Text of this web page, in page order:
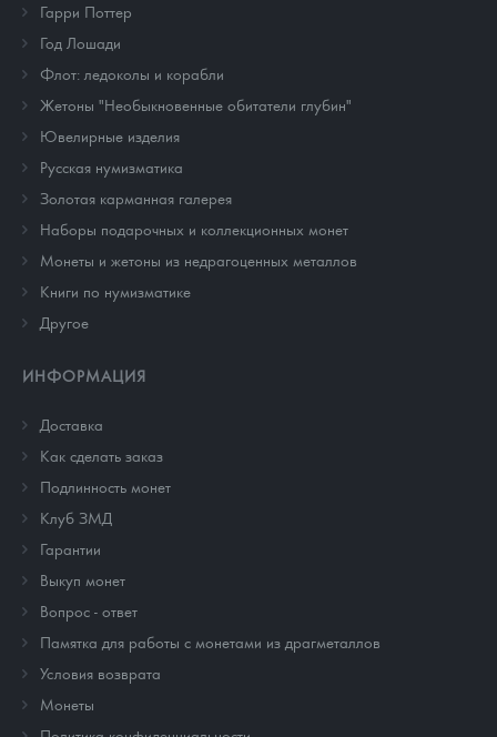
Гарри Поттер
Год Лошади
Флот: ледоколы и корабли
Жетоны "Необыкновенные обитатели глубин"
Ювелирные изделия
Русская нумизматика
Золотая карманная галерея
Наборы подарочных и коллекционных монет
Монеты и жетоны из недрагоценных металлов
Книги по нумизматике
Другое
ИНФОРМАЦИЯ
Доставка
Как сделать заказ
Подлинность монет
Клуб ЗМД
Гарантии
Выкуп монет
Вопрос - ответ
Памятка для работы с монетами из драгметаллов
Условия возврата
Монеты